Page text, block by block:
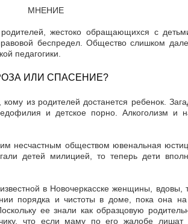
МНЕНИЕ
жестоко обращающихся с
беспредел. Общество слишком
педагогики.
ИЛИ СПАСЕНИЕ?
из родителей достанется ребенок.
и детское порно. Алкоголизм и
несчастным обществом ювенальная
детей милицией, то теперь дети
в Новочеркасске женщины, вдовы,
порядка и чистоты в доме, пока она
ее знали как образцовую
что если маму по его жалобе лишат